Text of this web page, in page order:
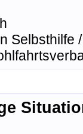
Selbsthilfe